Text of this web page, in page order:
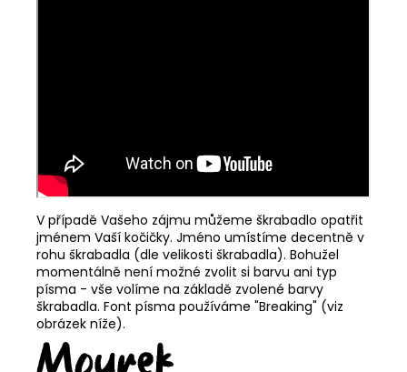
V případě Vašeho zájmu můžeme škrabadlo opatřit
jménem Vaší kočičky. Jméno umístíme decentně v
rohu škrabadla (dle velikosti škrabadla). Bohužel
momentálně není možné zvolit si barvu ani typ
písma - vše volíme na základě zvolené barvy
škrabadla. Font písma používáme "Breaking" (viz
obrázek níže).